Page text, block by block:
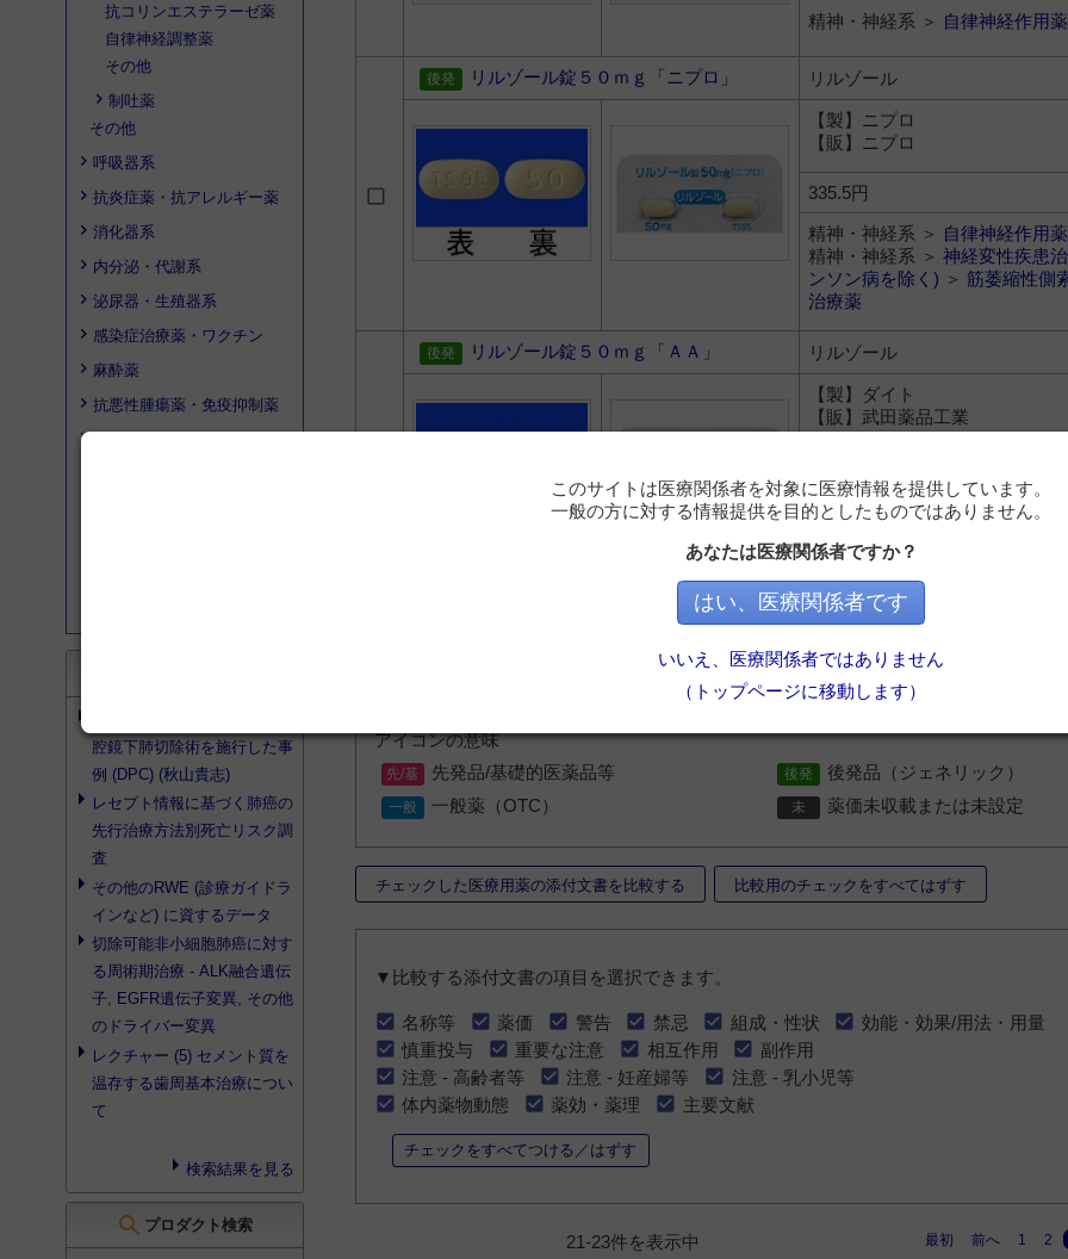
抗コリンエステラーゼ薬
自律神経調整薬
その他
制吐薬
その他
呼吸器系
抗炎症薬・抗アレルギー薬
消化器系
内分泌・代謝系
泌尿器・生殖器系
感染症治療薬・ワクチン
麻酔薬
抗悪性腫瘍薬・免疫抑制薬
腔鏡下肺切除術を施行した事
例 (DPC) (秋山貴志)
レセプト情報に基づく肺癌の
先行治療方法別死亡リスク調
査
その他のRWE (診療ガイドラ
インなど) に資するデータ
切除可能非小細胞肺癌に対す
る周術期治療 - ALK融合遺伝
子, EGFR遺伝子変異, その他
のドライバー変異
レクチャー (5) セメント質を
温存する歯周基本治療につい
て
検索結果を見る
search プロダクト検索
精神・神経系 ＞ 自律神経作用薬
リルゾール錠５０ｍｇ「ニプロ」 リルゾール
【製】ニプロ
【販】ニプロ
335.5円
精神・神経系 ＞ 自律神経作用薬
精神・神経系 ＞ 神経変性疾患
ンソン病を除く) ＞ 筋萎縮性側
治療薬
リルゾール錠５０ｍｇ「ＡＡ」 リルゾール
【製】ダイト
【販】武田薬品工業
精神・神経系 ＞自律神経作用薬
ンソン病を除く)
治療薬
検索結果は、先発品/基礎的医薬品等＞後発品（ジェネリック）＞一般薬（OTC）の
同じ先発品/基礎的医薬品等の中では一般名の50音順で並びます
アイコンの意味
先発品/基礎的医薬品等
後発品（ジェネリック）
一般薬（OTC）
薬価未収載または未設定
チェックした医療用薬の添付文書を比較する 比較用のチェックをすべてはずす
▼比較する添付文書の項目を選択できます。
名称等 薬価 警告 禁忌 組成・性状
効能・効果/用法・用量
慎重投与
重要な注意 相互作用
副作用
注意 - 高齢者等
注意 - 妊産婦等
注意 - 乳小児等
体内薬物動態
薬効・薬理 主要文献
チェックをすべてつける／はずす
21-23件を表示中 最初 前へ 1 2
このサイトは医療関係者を対象に医療情報を提供しています。
一般の方に対する情報提供を目的としたものではありません。
あなたは医療関係者ですか？
はい、医療関係者です
いいえ、医療関係者ではありません
（トップページに移動します）